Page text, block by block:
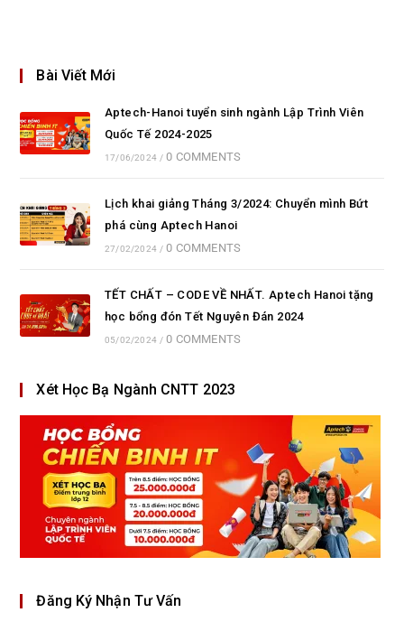
Bài Viết Mới
Aptech-Hanoi tuyển sinh ngành Lập Trình Viên
Quốc Tế 2024-2025
17/06/2024 / 0 COMMENTS
Lịch khai giảng Tháng 3/2024: Chuyển mình Bứt
phá cùng Aptech Hanoi
27/02/2024 / 0 COMMENTS
TẾT CHẤT – CODE VỀ NHẤT. Aptech Hanoi tặng
học bổng đón Tết Nguyên Đán 2024
05/02/2024 / 0 COMMENTS
Xét Học Bạ Ngành CNTT 2023
Đăng Ký Nhận Tư Vấn